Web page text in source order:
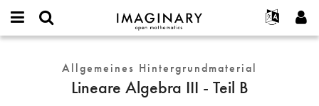
IMAGINARY
open
Français
Deutsch
Programme
Galerien
Projekte
Mitmachen
Allgemeines Hintergrundmaterial
Lineare Algebra III - Teil B